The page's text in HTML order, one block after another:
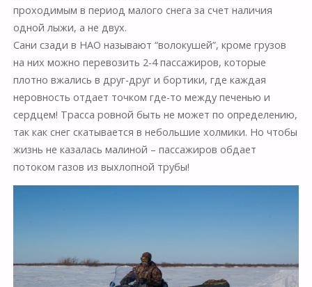
проходимым в период малого снега за счет наличия
одной лыжи, а не двух.
Сани сзади в НАО называют “волокушей”, кроме грузов
на них можно перевозить 2-4 пассажиров, которые
плотно вжались в друг-друг и бортики, где каждая
неровность отдает точком где-то между печенью и
сердцем! Трасса ровной быть не может по определению,
так как снег скатывается в небольшие холмики. Но чтобы
жизнь не казалась малиной – пассажиров обдает
потоком газов из выхлопной трубы!